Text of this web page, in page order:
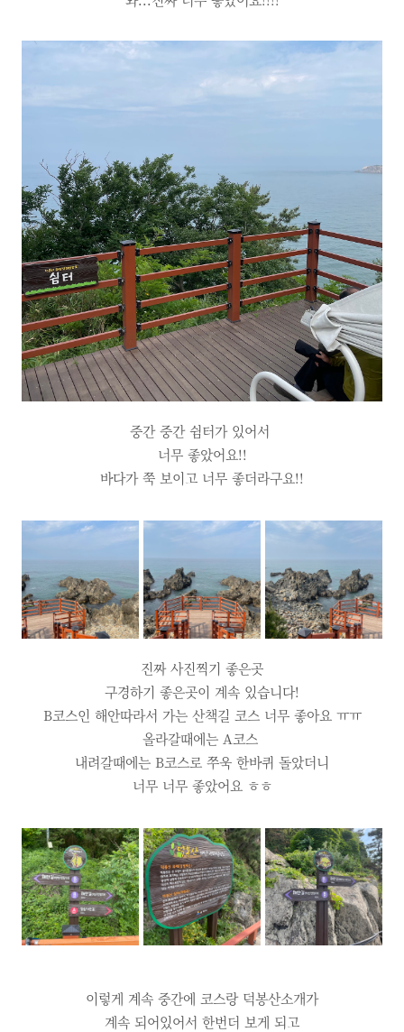
중간 중간 쉼터가 있어서
너무 좋았어요!!
바다가 쭉 보이고 너무 좋더라구요!!
진짜 사진찍기 좋은곳
구경하기 좋은곳이 계속 있습니다!
B코스인 해안따라서 가는 산책길 코스 너무 좋아요 ㅠㅠ
올라갈때에는 A코스
내려갈때에는 B코스로 쭈욱 한바퀴 돌았더니
너무 너무 좋았어요 ㅎㅎ
이렇게 계속 중간에 코스랑 덕봉산소개가
계속 되어있어서 한번더 보게 되고